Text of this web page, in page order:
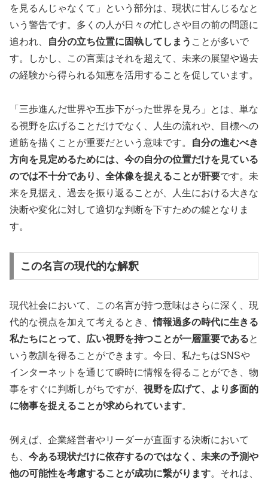
を見るんじゃなくて」という部分は、現状に甘んじるなと
いう警告です。多くの人が日々の忙しさや目の前の問題に
追われ、
自分の立ち位置に固執してしまう ことが多いで
す。しかし、この言葉はそれを超えて、未来の展望や過去
の経験から得られる知恵を活用することを促しています。
「三歩進んだ世界や五歩下がった世界を見ろ」とは、単な
る視野を広げることだけでなく、人生の流れや、目標への
道筋を描くことが重要だという意味です。
自分の進むべき
方向を見定めるためには、今の自分の位置だけを見ている
のでは不十分であり、全体像を捉えることが肝要です。未
来を見据え、過去を振り返ることが、人生における大きな
決断や変化に対して適切な判断を下すための鍵となりま
す。
この名言の現代的な解釈
現代社会において、この名言が持つ意味はさらに深く、現
代的な視点を加えて考えるとき、情報過多の時代に生きる
私たちにとって、広い視野を持つことが一層重要であると
いう教訓を得ることができます。今日、私たちはSNSや
インターネットを通じて瞬時に情報を得ることができ、物
事をすぐに判断しがちですが、 視野を広げて、より多面的
に物事を捉えることが求められています。
例えば、企業経営者やリーダーが直面する決断において
も、 今ある現状だけに依存するのではなく、未来の予測や
他の可能性を考慮することが成功に繋がります。それは、